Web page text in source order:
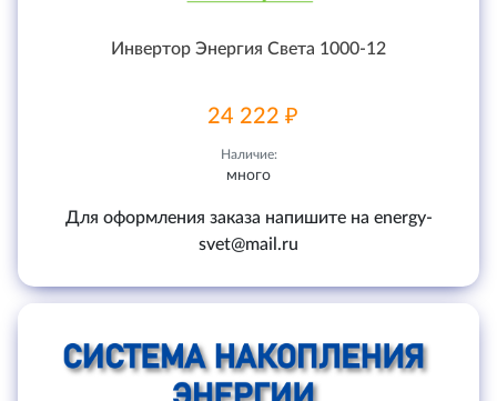
Инвертор Энергия Света 1000-12
24 222 ₽
Наличие:
много
Для оформления заказа напишите на energy-
svet@mail.ru